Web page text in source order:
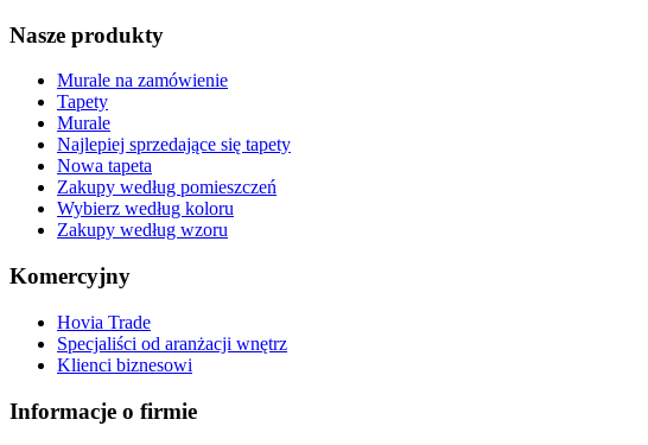
Nasze produkty
Murale na zamówienie
Tapety
Murale
Najlepiej sprzedające się tapety
Nowa tapeta
Zakupy według pomieszczeń
Wybierz według koloru
Zakupy według wzoru
Komercyjny
Hovia Trade
Specjaliści od aranżacji wnętrz
Klienci biznesowi
Informacje o firmie